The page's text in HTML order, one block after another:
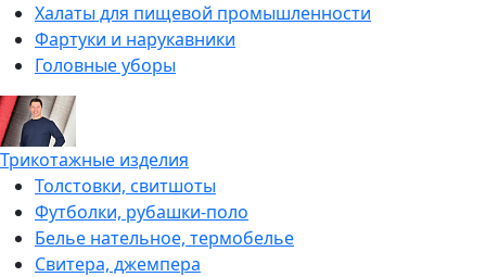
Халаты для пищевой промышленности
Фартуки и нарукавники
Головные уборы
Трикотажные изделия
Толстовки, свитшоты
Футболки, рубашки-поло
Белье нательное, термобелье
Свитера, джемпера